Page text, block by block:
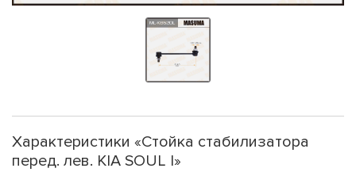
Характеристики «Стойка стабилизатора
перед. лев. KIA SOUL I»